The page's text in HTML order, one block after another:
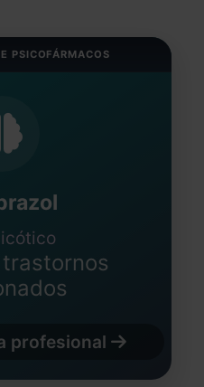
PSICOFÁRMACOS
profesional